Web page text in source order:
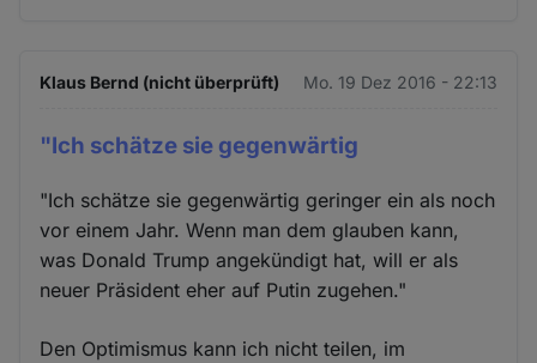
Klaus Bernd (nicht überprüft) Mo. 19 Dez 2016 - 22:13
"Ich schätze sie gegenwärtig
"Ich schätze sie gegenwärtig geringer ein als noch
vor einem Jahr. Wenn man dem glauben kann,
was Donald Trump angekündigt hat, will er als
neuer Präsident eher auf Putin zugehen."
Den Optimismus kann ich nicht teilen, im